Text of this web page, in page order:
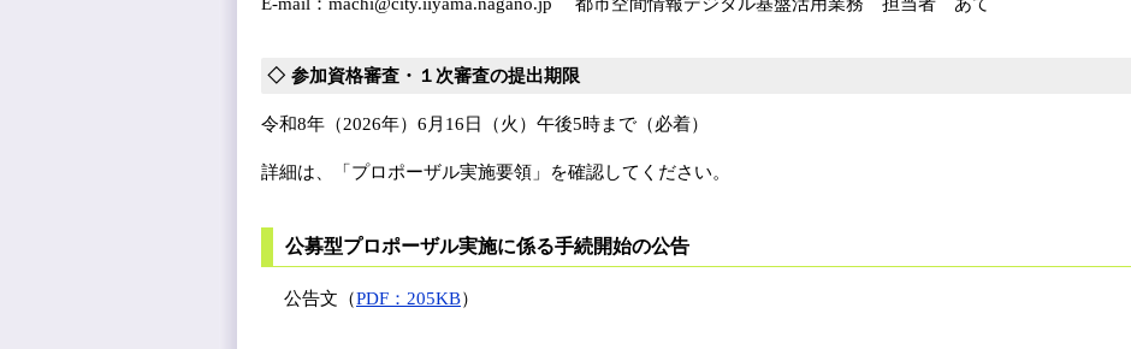
参加資格審査・１次審査の提出期限
令和8年（2026年）6月16日（火）午後5時まで（必着）
詳細は、「プロポーザル実施要領」を確認してください。
公募型プロポーザル実施に係る手続開始の公告
公告文（PDF：205KB）